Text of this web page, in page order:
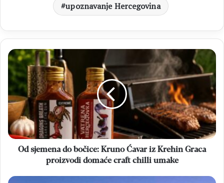
upoznavanje Hercegovina
Od
sjemena
do
bočice:
Kruno
Ćavar
iz
Krehin
Graca
proizvodi
chilli
Od sjemena do bočice: Kruno Ćavar iz Krehin Graca
proizvodi domaće craft chilli umake
Objavljeni